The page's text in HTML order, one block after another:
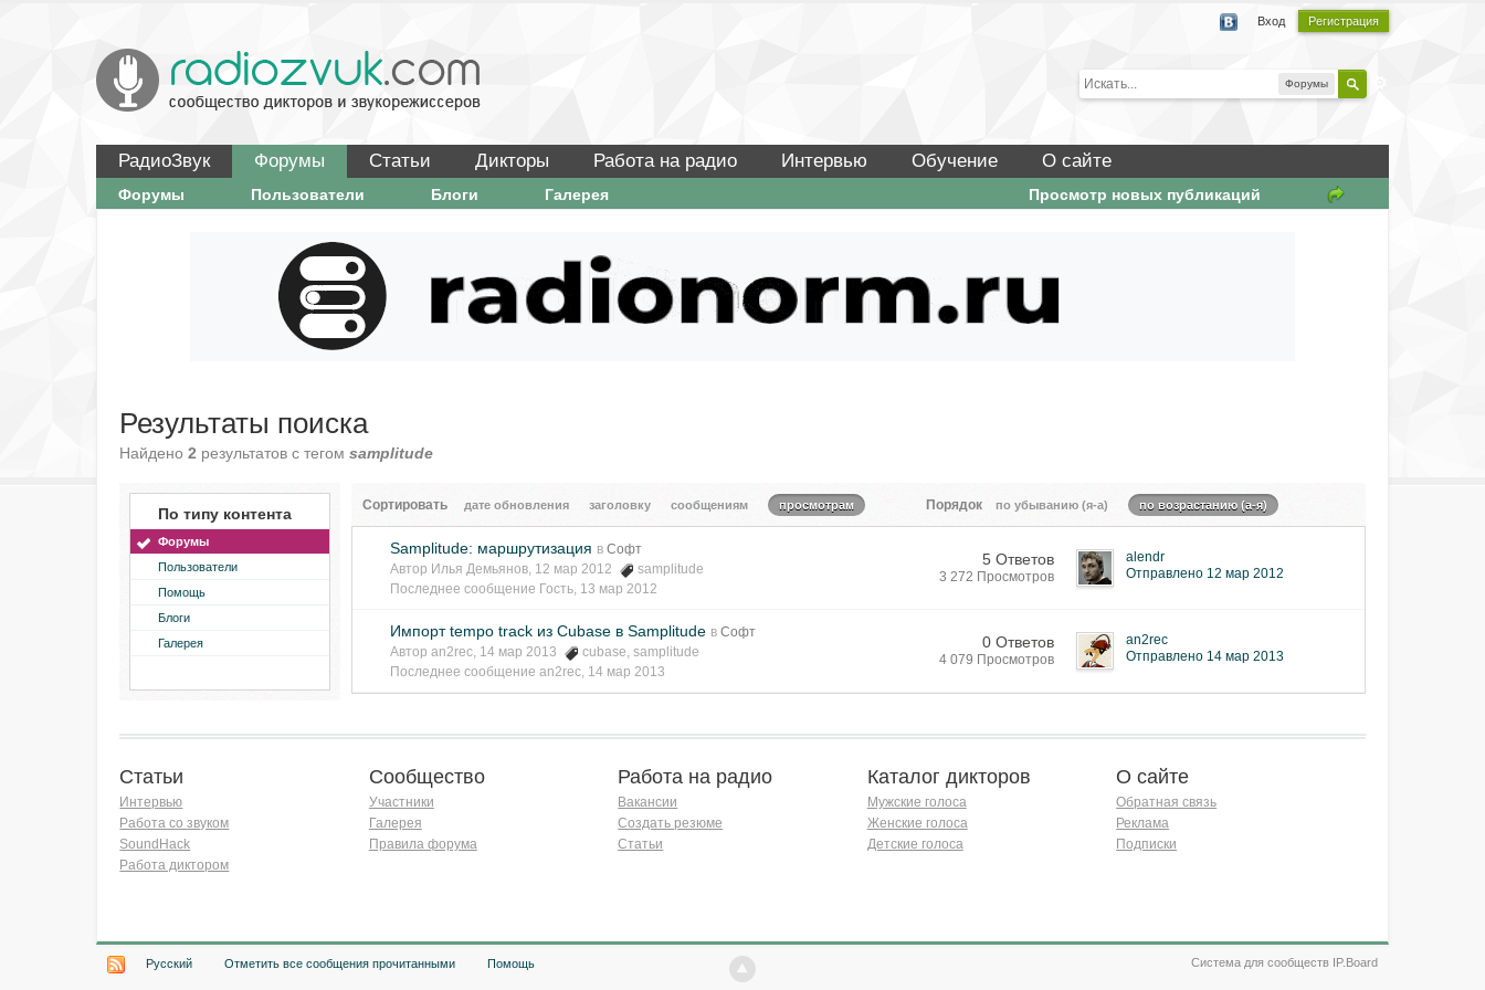
Вход Регистрация
Форумы
РадиоЗвук Форумы Статьи Дикторы Работа на радио Интервью Обучение О сайте
Просмотр новых публикаций
Форумы Пользователи Блоги Галерея
Результаты поиска
Найдено2 результатов с тегомsamplitude
По типу контента
Форумы
Пользователи
Помощь
Блоги
Галерея
Сортировать дате обновления заголовку сообщениям просмотрам Порядок по убыванию (я-а) по возрастанию (а-я)
Samplitude: маршрутизация в Софт
Автор Илья Демьянов, 12 мар 2012
samplitude
Последнее сообщение Гость, 13 мар 2012
5 Ответов
3 272 Просмотров
alendr
Отправлено 12 мар 2012
Импорт tempo track из Cubase в Samplitude в Софт
Авторan2rec, 14 мар 2013 cubase,samplitude
Последнее сообщениеan2rec, 14 мар 2013
0 Ответов
4 079 Просмотров
an2rec
Отправлено 14 мар 2013
Статьи
Интервью
Работа со звуком
SoundHack
Работа диктором
Сообщество
Участники
Галерея
Правила форума
Работа на радио
Вакансии
Создать резюме
Статьи
Каталог дикторов
Мужские голоса
Женские голоса
Детские голоса
О сайте
Обратная связь
Реклама
Подписки
Русский Отметить все сообщения прочитанными Помощь Система для сообществ IP.Board